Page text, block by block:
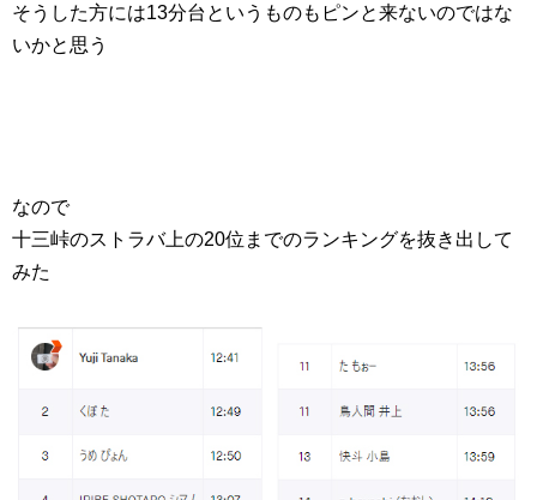
そうした方には13分台というものもピンと来ないのではな
いかと思う
なので
十三峠のストラバ上の20位までのランキングを抜き出して
みた